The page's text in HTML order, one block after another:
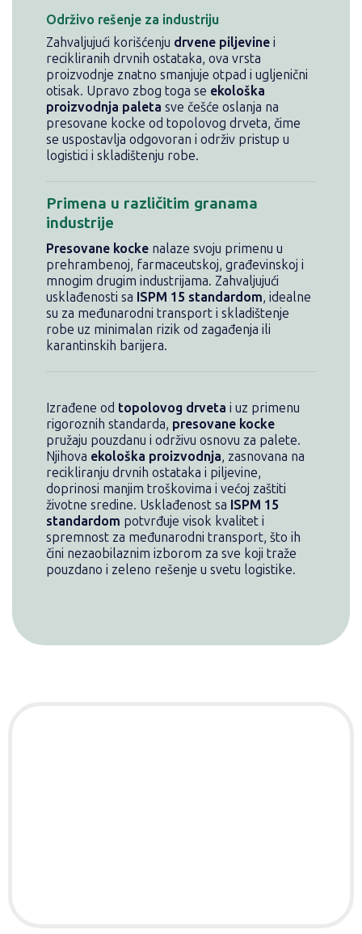
Održivo rešenje za industriju
Zahvaljujući korišćenju drvene piljevinei
recikliranih drvnih ostataka, ova vrsta
proizvodnje znatno smanjuje otpad i ugljenični
otisak. Upravo zbog toga se ekološka
proizvodnja paleta sve češće oslanja na
presovane kocke od topolovog drveta, čime
se uspostavlja odgovoran i održiv pristup u
logistici i skladištenju robe.
Primena u različitim granama
industrije
Presovane kockenalaze svoju primenu u
prehrambenoj, farmaceutskoj, građevinskoj i
mnogim drugim industrijama. Zahvaljujući
usklađenosti sa ISPM 15 standardom, idealne
su za međunarodni transport i skladištenje
robe uz minimalan rizik od zagađenja ili
karantinskih barijera.
Izrađene od topolovog drveta i uz primenu
rigoroznih standarda, presovane kocke
pružaju pouzdanu i održivu osnovu za palete.
Njihova ekološka proizvodnja, zasnovana na
recikliranju drvnih ostataka i piljevine,
doprinosi manjim troškovima i većoj zaštiti
životne sredine. Usklađenost sa ISPM 15
standardom potvrđuje visok kvalitet i
spremnost za međunarodni transport, što ih
čini nezaobilaznim izborom za sve koji traže
pouzdano i zeleno rešenje u svetu logistike.